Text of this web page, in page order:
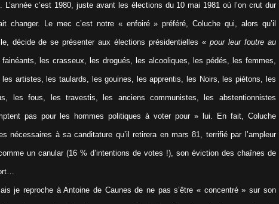
L’année c’est 1980, juste avant les élections du 10 mai 1981 où l’on crut dur
changer. Le mec c’est notre « enfoiré » préféré, Coluche qui, alors qu’il
décide de se présenter aux élections présidentielles « pour leur foutre au
fainéants, les crasseux, les drogués, les alcooliques, les pédés, les femmes,
artistes, les taulards, les gouines, les apprentis, les Noirs, les piétons, les
les fous, les travestis, les anciens communistes, les abstentionnistes
pas pour les hommes politiques à voter pour » lui. En fait, Coluche
nécessaires à sa canditature qu’il retirera en mars 81, terrifié par l’ampleur
un canular (16 % d’intentions de votes !), son éviction des chaînes de
je reproche à Antoine de Caunes de ne pas s’être « concentré » sur son